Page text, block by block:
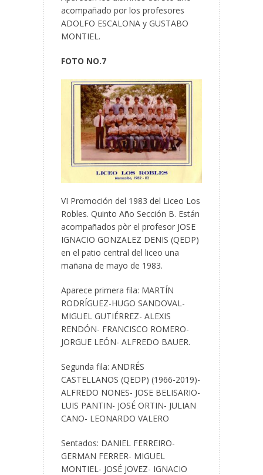
acompañado por los profesores
ADOLFO ESCALONA y GUSTABO
MONTIEL.
FOTO NO.7
VI Promoción del 1983 del Liceo Los
Robles. Quinto Año Sección B. Están
acompañados pòr el profesor JOSE
IGNACIO GONZALEZ DENIS (QEDP)
en el patio central del liceo una
mañana de mayo de 1983.
Aparece primera fila: MARTÍN
RODRÍGUEZ-HUGO SANDOVAL-
MIGUEL GUTIÉRREZ- ALEXIS
RENDÓN- FRANCISCO ROMERO-
JORGUE LEÓN- ALFREDO BAUER.
Segunda fila: ANDRÉS
CASTELLANOS (QEDP) (1966-2019)-
ALFREDO NONES- JOSE BELISARIO-
LUIS PANTIN- JOSÉ ORTIN- JULIAN
CANO- LEONARDO VALERO
Sentados: DANIEL FERREIRO-
GERMAN FERRER- MIGUEL
MONTIEL- JOSÉ JOVEZ- IGNACIO